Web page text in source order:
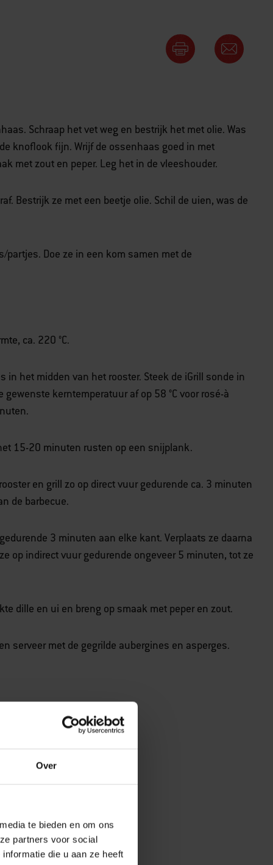
Over
te bieden en om ons
partners voor social
die u aan ze heeft
Schraap het vet weg en bestrijk het met olie. Was
knoflook fijn. Wrijf de ossenhaas goed in met
met zout en peper. Leg het in de vleeshouder.
Bestrijk ze met een beetje olie. Schil de uien, was de
Doe ze in een kom samen met de
ca. 220 °C.
in het midden van het rooster. Steek de iGrill sonde in
kerntemperatuur af op 58 °C voor rosé-à
15-20 minuten rusten op een snijplank.
en grill zo op direct vuur gedurende ca. 3 minuten
de barbecue.
3 minuten aan elke kant. Verplaats ze daarna
op indirect vuur gedurende ongeveer 5 minuten, tot ze
dille en ui en breng op smaak met peper en zout.
serveer met de gegrilde aubergines en asperges.